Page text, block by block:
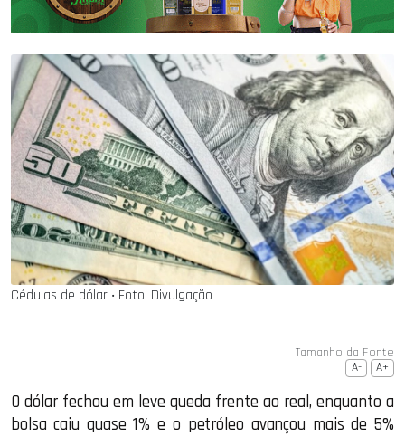
Cédulas de dólar ‧ Foto: Divulgação
Tamanho da Fonte
A- A+
O dólar fechou em leve queda frente ao real, enquanto a
bolsa caiu quase 1% e o petróleo avançou mais de 5%